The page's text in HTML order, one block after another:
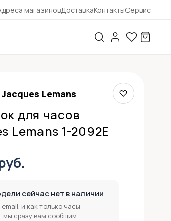
магазиновДоставкаКонтактыСервис
Jacques Lemans
для часов
Lemans 1-2092E
сейчас нет в наличии
и как только часы
мы сразу вам сообщим.